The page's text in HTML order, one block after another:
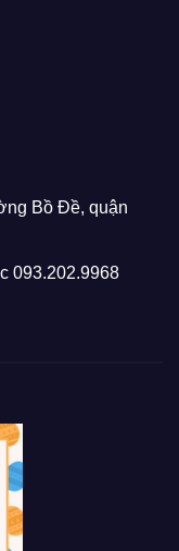
Bồ Đề, quận
093.202.9968